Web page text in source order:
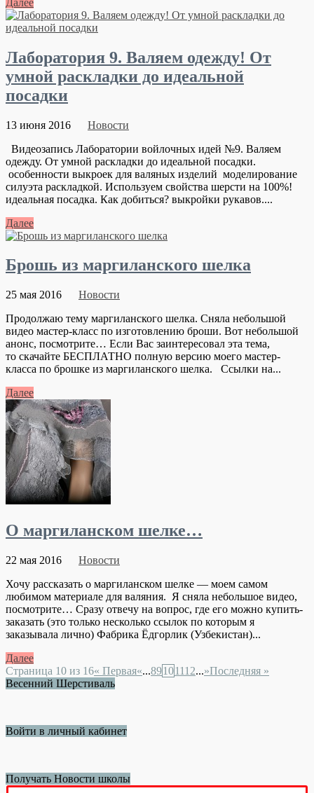
Лаборатория 9. Валяем одежду! От
умной раскладки до идеальной
посадки
13 июня 2016
Новости
Видеозапись Лаборатории войлочных идей №9. Валяем
одежду. От умной раскладки до идеальной посадки.
особенности выкроек для валяных изделий моделирование
силуэта раскладкой. Используем свойства шерсти на 100%!
идеальная посадка. Как добиться? выкройки рукавов....
Далее
Брошь из маргиланского шелка
25 мая 2016
Новости
Продолжаю тему маргиланского шелка. Сняла небольшой
видео мастер-класс по изготовлению броши. Вот небольшой
анонс, посмотрите… Если Вас заинтересовал эта тема,
то скачайте БЕСПЛАТНО полную версию моего мастер-
класса по брошке из маргиланского шелка. Ссылки на...
Далее
О маргиланском шелке…
22 мая 2016
Новости
Хочу рассказать о маргиланском шелке — моем самом
любимом материале для валяния. Я сняла небольшое видео,
посмотрите… Сразу отвечу на вопрос, где его можно купить-
заказать (это только несколько ссылок по которым я
заказывала лично) Фабрика Ёдгорлик (Узбекистан)...
Далее
Страница 10 из 16« Первая«...89101112...»Последняя »
Весенний Шерстиваль
Войти в личный кабинет
Получать Новости школы